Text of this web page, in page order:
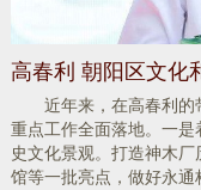
高春利 朝阳区文化
近年来，在高春利
重点工作全面落地。一
史文化景观。打造神木
馆等一批亮点，做好永